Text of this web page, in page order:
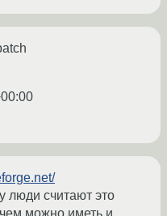
люди считают это